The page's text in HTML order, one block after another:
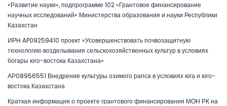
«Развитие науки», подпрограмме 102 «Грантовое финансирование
научных исследований» Министерства образования и науки Республики
Казахстан
ИРН AP09259410 проект «Усовершенствовать почвозащитную
технологию возделывания сельскохозяйственных культур в условиях
богары юго-востока Казахстана»
АР08956551 Внедрение культуры озимого рапса в условиях юга и юго-
востока Казахстана
Краткая информация о проекте грантового финансирования МОН РК на